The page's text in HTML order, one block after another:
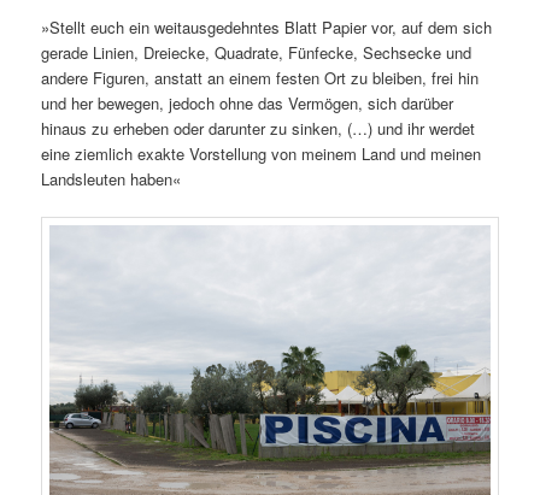
»Stellt euch ein weitausgedehntes Blatt Papier vor, auf dem sich
gerade Linien, Dreiecke, Quadrate, Fünfecke, Sechsecke und
andere Figuren, anstatt an einem festen Ort zu bleiben, frei hin
und her bewegen, jedoch ohne das Vermögen, sich darüber
hinaus zu erheben oder darunter zu sinken, (…) und ihr werdet
eine ziemlich exakte Vorstellung von meinem Land und meinen
Landsleuten haben«